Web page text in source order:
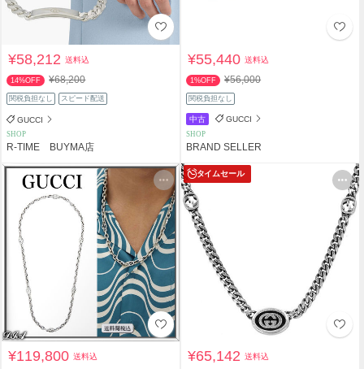
¥58,212送料込
14%OFF ¥68,200
関税負担なし スピード配送
GUCCI
SHOP
R-TIME BUYMA店
¥55,440送料込
1%OFF ¥56,000
関税負担なし
中古 GUCCI
SHOP
BRAND SELLER
¥119,800送料込
タイムセール
¥65,142送料込